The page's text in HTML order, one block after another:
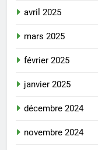
avril 2025
mars 2025
février 2025
janvier 2025
décembre 2024
novembre 2024